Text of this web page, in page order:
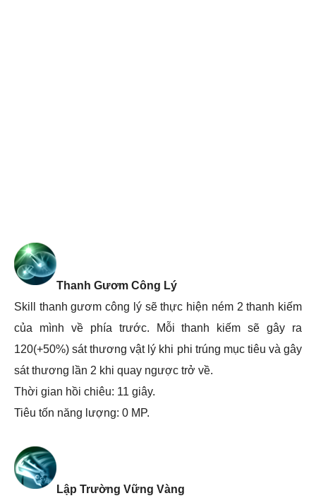
Thanh Gươm Công Lý
Skill thanh gươm công lý sẽ thực hiện ném 2 thanh kiếm
của mình về phía trước. Mỗi thanh kiếm sẽ gây ra
120(+50%) sát thương vật lý khi phi trúng mục tiêu và gây
sát thương lần 2 khi quay ngược trở về.
Thời gian hồi chiêu: 11 giây.
Tiêu tốn năng lượng: 0 MP.
Lập Trường Vững Vàng